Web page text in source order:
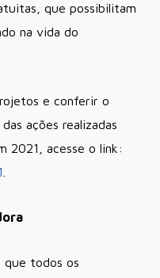
que possibilitam
na vida do
e conferir o
ações realizadas
2021, acesse o link:
que todos os